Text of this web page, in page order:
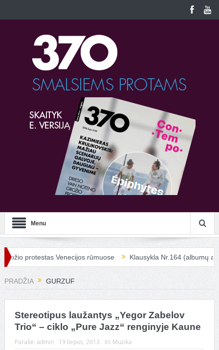
Menu
protestas Venecijos rūmuose Klausykla Nr.164 (albumų
PRADŽIA GURZUF
Stereotipus laužantys „Yegor Zabelov
Trio“ – ciklo „Pure Jazz“ renginyje Kaune
Parašė: admin 19 liepos, 2013 In: Muzika